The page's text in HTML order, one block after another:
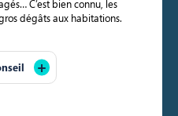
C’est bien connu, les
dégâts aux habitations.